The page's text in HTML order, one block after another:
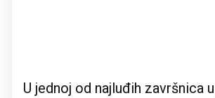
U jednoj od najluđih završnica